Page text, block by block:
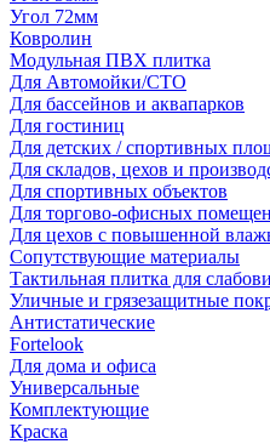
Угол 72мм
Ковролин
Модульная ПВХ плитка
Для Автомойки/СТО
Для бассейнов и аквапарков
Для гостиниц
Для детских / спортивных
Для складов, цехов и
Для спортивных объектов
Для торгово-офисных
Для цехов с повышенной
Сопутствующие материалы
Тактильная плитка для
Уличные и грязезащитные
Антистатические
Fortelook
Для дома и офиса
Универсальные
Комплектующие
Краска